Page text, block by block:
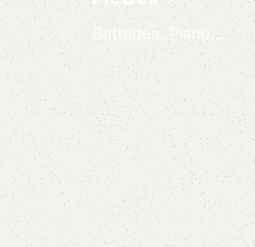
Batteries, Piano...